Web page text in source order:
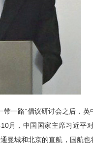
一路”倡议研讨会之后，
月，中国国家主席习近平
曼城和北京的直航，国航